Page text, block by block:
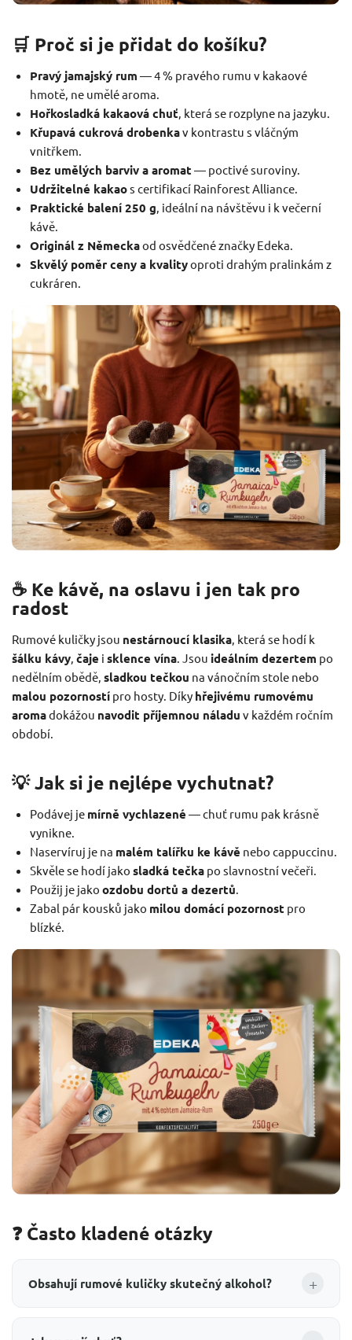
🛒 Proč si je přidat do košíku?
Pravý jamajský rum — 4 % pravého rumu v kakaové
hmotě, ne umělé aroma.
Hořkosladká kakaová chuť , která se rozplyne na jazyku.
Křupavá cukrová drobenkav kontrastu s vláčným
vnitřkem.
Bez umělých barviv a aromat — poctivé suroviny.
Udržitelné kakaos certifikací Rainforest Alliance.
Praktické balení 250 g , ideální na návštěvu i k večerní
kávě.
Originál z Německaod osvědčené značky Edeka.
Skvělý poměr ceny a kvalityoproti drahým pralinkám z
cukráren.
☕ Ke kávě, na oslavu i jen tak pro
radost
Rumové kuličky jsou nestárnoucí klasika, která se hodí k
šálku kávy, čaje i sklence vína. Jsou ideálním dezertem po
nedělním obědě, sladkou tečkou na vánočním stole nebo
malou pozorností pro hosty. Díky hřejivému rumovému
aromadokážou navodit příjemnou náladu v každém ročním
období.
💡 Jak si je nejlépe vychutnat?
Podávej je mírně vychlazené — chuť rumu pak krásně
vynikne.
Naservíruj je na malém talířku ke kávě nebo cappuccinu.
Skvěle se hodí jako sladká tečkapo slavnostní večeři.
Použij je jako ozdobu dortů a dezertů
Zabal pár kousků jako milou domácí pozornost pro
blízké.
❓ Často kladené otázky
Obsahují rumové kuličky skutečný alkohol? +